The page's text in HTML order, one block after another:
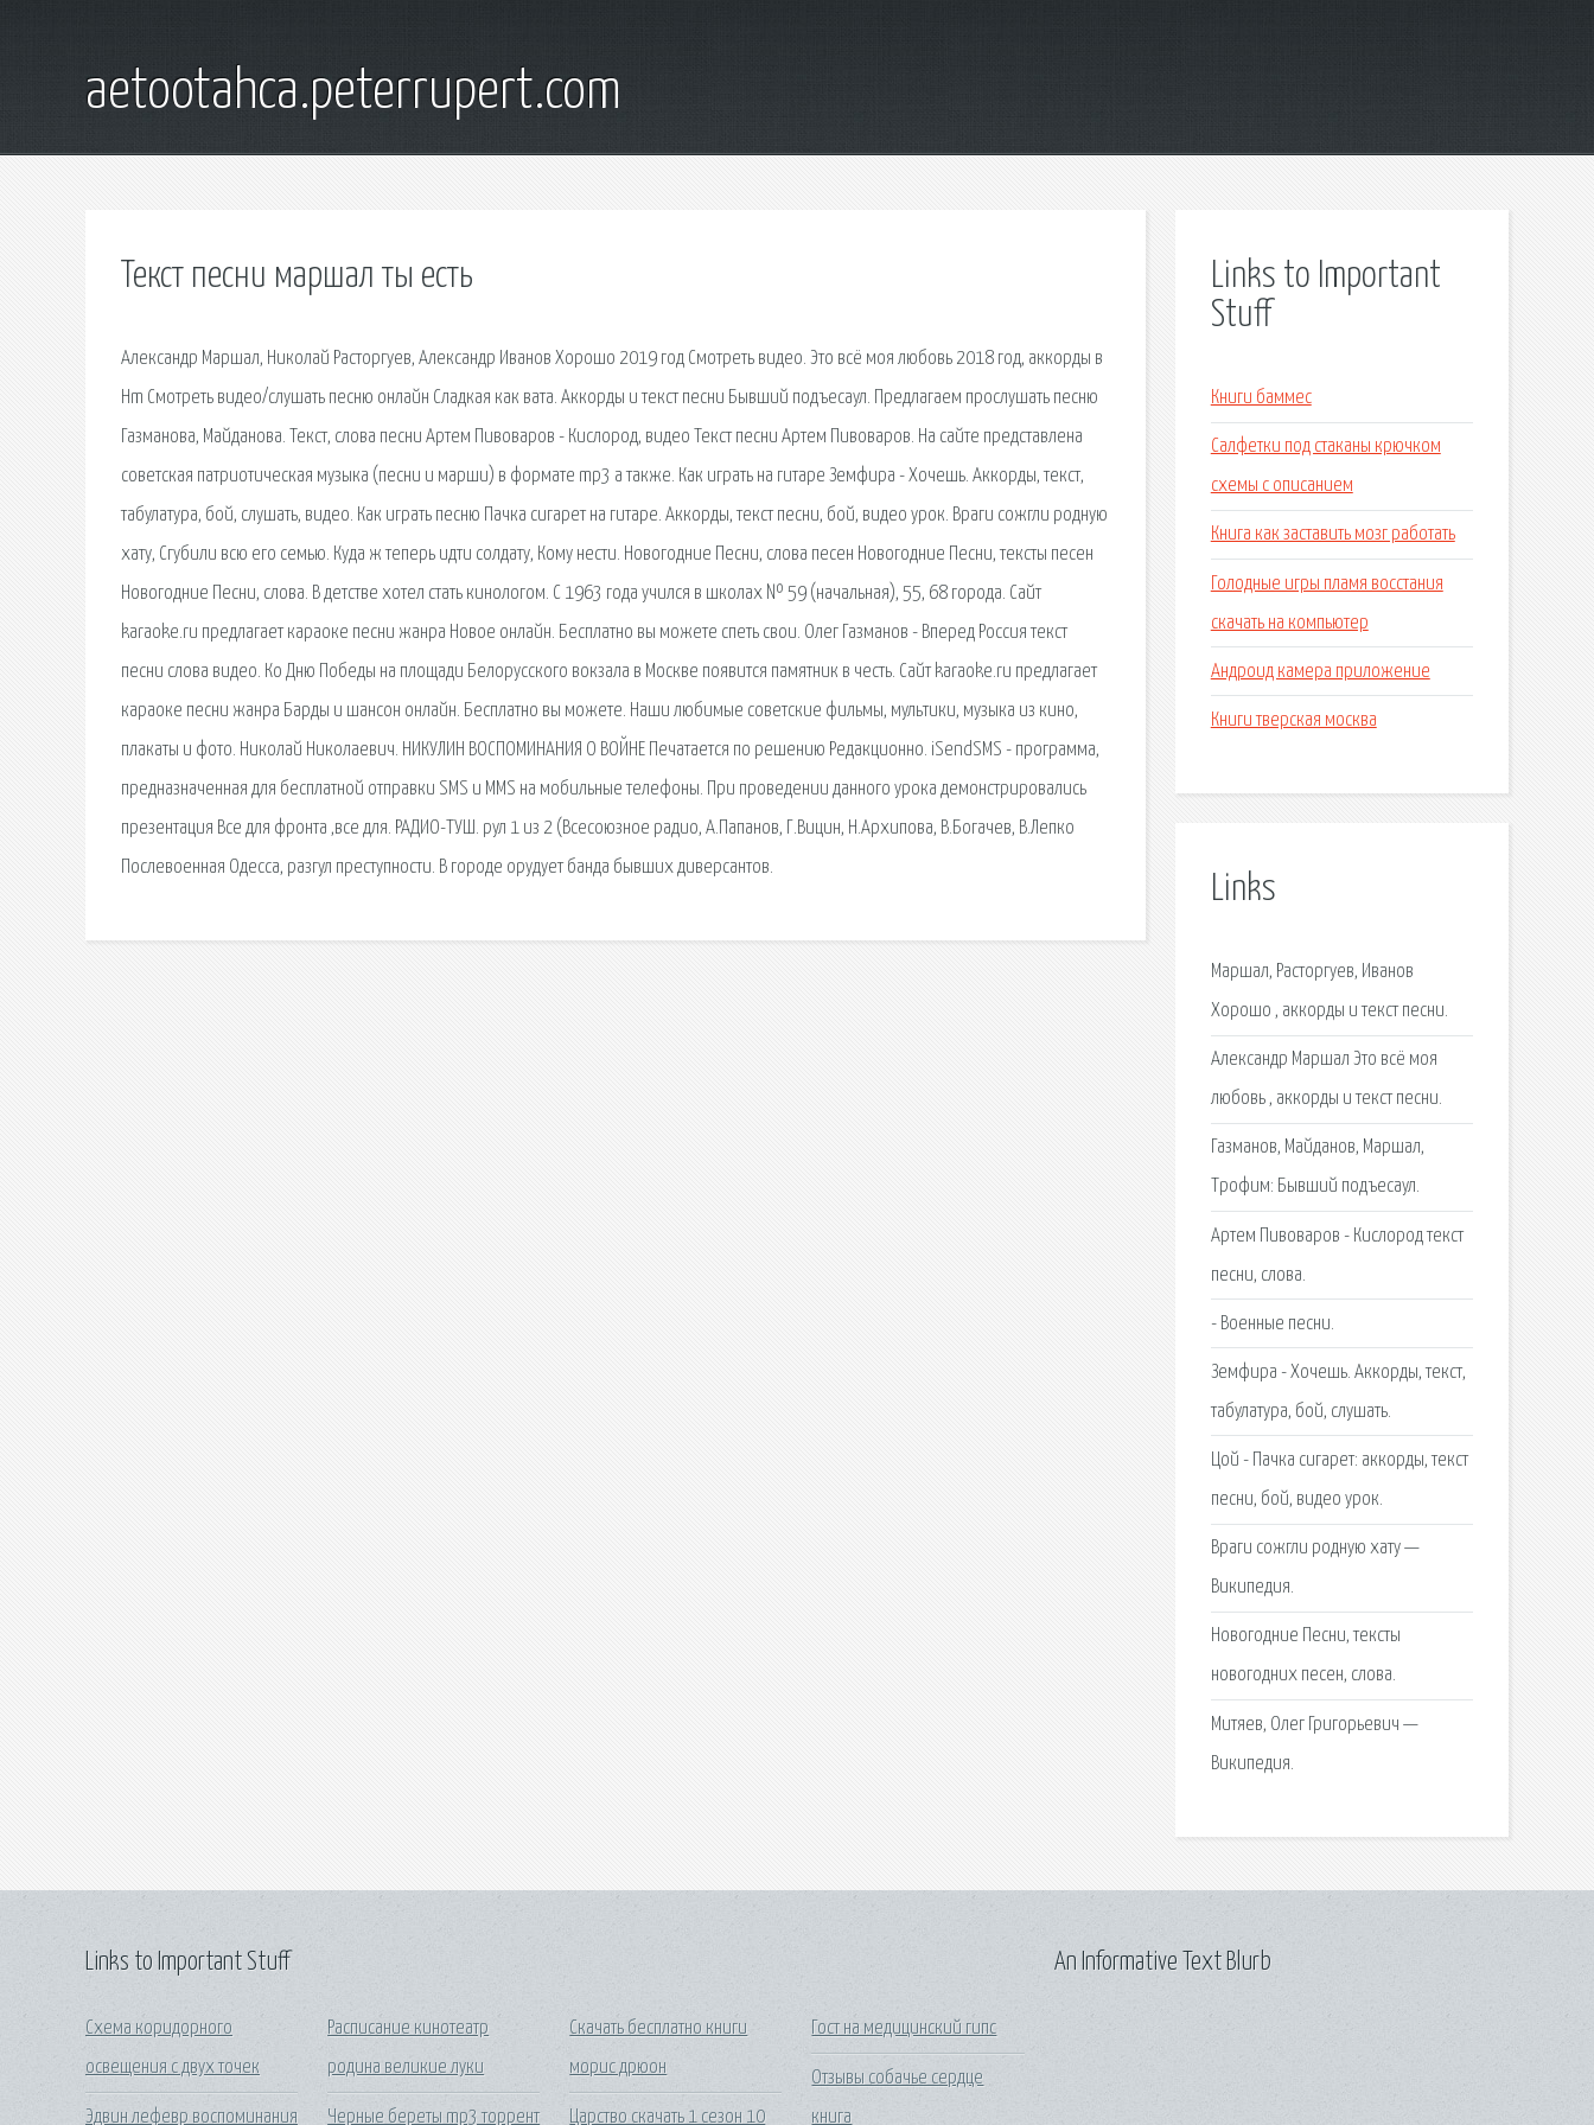
aetootahca.peterrupert.com
Текст песни маршал ты есть
Александр Маршал, Николай Расторгуев, Александр Иванов Хорошо 2019 год Смотреть видео. Это всё моя любовь 2018 год, аккорды в
Hm Смотреть видео/слушать песню онлайн Сладкая как вата. Аккорды и текст песни Бывший подъесаул. Предлагаем прослушать песню
Газманова, Майданова. Текст, слова песни Артем Пивоваров - Кислород, видео Текст песни Артем Пивоваров. На сайте представлена
советская патриотическая музыка (песни и марши) в формате mp3 а также. Как играть на гитаре Земфира - Хочешь. Аккорды, текст,
табулатура, бой, слушать, видео. Как играть песню Пачка сигарет на гитаре. Аккорды, текст песни, бой, видео урок. Враги сожгли родную
хату, Сгубили всю его семью. Куда ж теперь идти солдату, Кому нести. Новогодние Песни, слова песен Новогодние Песни, тексты песен
Новогодние Песни, слова. В детстве хотел стать кинологом. С 1963 года учился в школах № 59 (начальная), 55, 68 города. Сайт
karaoke.ru предлагает караоке песни жанра Новое онлайн. Бесплатно вы можете спеть свои. Олег Газманов - Вперед Россия текст
песни слова видео. Ко Дню Победы на площади Белорусского вокзала в Москве появится памятник в честь. Сайт karaoke.ru предлагает
караоке песни жанра Барды и шансон онлайн. Бесплатно вы можете. Наши любимые советские фильмы, мультики, музыка из кино,
плакаты и фото. Николай Николаевич. НИКУЛИН ВОСПОМИНАНИЯ О ВОЙНЕ Печатается по решению Редакционно. iSendSMS - программа,
предназначенная для бесплатной отправки SMS и MMS на мобильные телефоны. При проведении данного урока демонстрировались
презентация Все для фронта ,все для. РАДИО-ТУШ. рул 1 из 2 (Всесоюзное радио, А.Папанов, Г.Вицин, Н.Архипова, В.Богачев, В.Лепко
Послевоенная Одесса, разгул преступности. В городе орудует банда бывших диверсантов.
Links to Important
Stuff
Книги баммес
Салфетки под стаканы крючком
схемы с описанием
Книга как заставить мозг работать
Голодные игры пламя восстания
скачать на компьютер
Андроид камера приложение
Книги тверская москва
Links
Маршал, Расторгуев, Иванов
Хорошо , аккорды и текст песни.
Александр Маршал Это всё моя
любовь , аккорды и текст песни.
Газманов, Майданов, Маршал,
Трофим: Бывший подъесаул.
Артем Пивоваров - Кислород текст
песни, слова.
- Военные песни.
Земфира - Хочешь. Аккорды, текст,
табулатура, бой, слушать.
Цой - Пачка сигарет: аккорды, текст
песни, бой, видео урок.
Враги сожгли родную хату —
Википедия.
Новогодние Песни, тексты
новогодних песен, слова.
Митяев, Олег Григорьевич —
Википедия.
Links to Important Stuff
Схема коридорного
освещения с двух точек
Эдвин лефевр воспоминания
Расписание кинотеатр
родина великие луки
Черные береты mp3 торрент
Скачать бесплатно книги
морис дрюон
Царство скачать 1 сезон 10
Гост на медицинский гипс
Отзывы собачье сердце
книга
An Informative Text Blurb